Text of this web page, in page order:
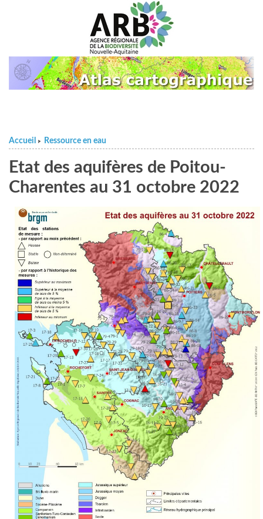
Accueil > Ressource en eau
Etat des aquifères de Poitou-
Charentes au 31 octobre 2022